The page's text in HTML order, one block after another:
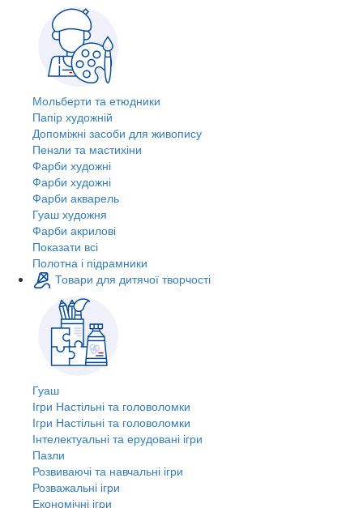
Мольберти та етюдники
Папір художній
Допоміжні засоби для живопису
Пензли та мастихіни
Фарби художні
Фарби художні
Фарби акварель
Гуаш художня
Фарби акрилові
Показати всі
Полотна і підрамники
Товари для дитячої творчості
Гуаш
Ігри Настільні та головоломки
Ігри Настільні та головоломки
Інтелектуальні та ерудовані ігри
Пазли
Розвиваючі та навчальні ігри
Розважальні ігри
Економічні ігри